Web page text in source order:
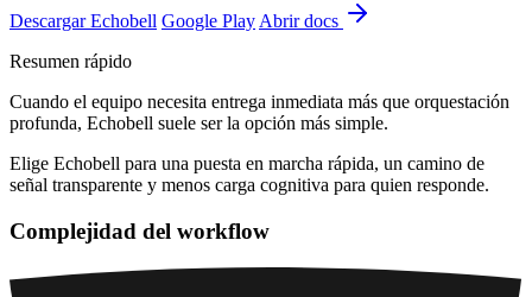
Descargar Echobell Google Play Abrir docs
Resumen rápido
Cuando el equipo necesita entrega inmediata más que orquestación
profunda, Echobell suele ser la opción más simple.
Elige Echobell para una puesta en marcha rápida, un camino de
señal transparente y menos carga cognitiva para quien responde.
Complejidad del workflow